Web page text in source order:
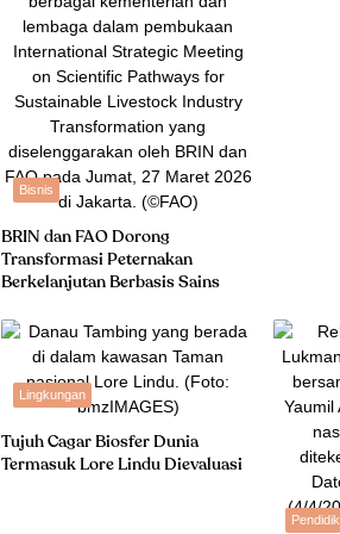
Bisnis
BRIN dan FAO Dorong
Transformasi Peternakan
Berkelanjutan Berbasis Sains
Lingkungan
Tujuh Cagar Biosfer Dunia
Termasuk Lore Lindu Dievaluasi